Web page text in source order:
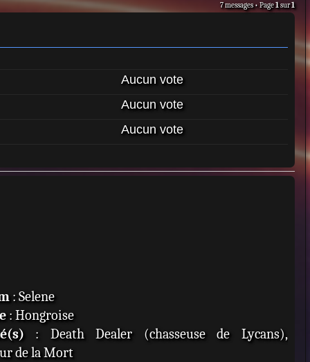
7 messages • Page1sur1
Aucun vote
Aucun vote
Aucun vote
: Selene
: Hongroise
: Death Dealer (chasseuse de Lycans),
de la Mort